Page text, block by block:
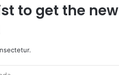
to get the new